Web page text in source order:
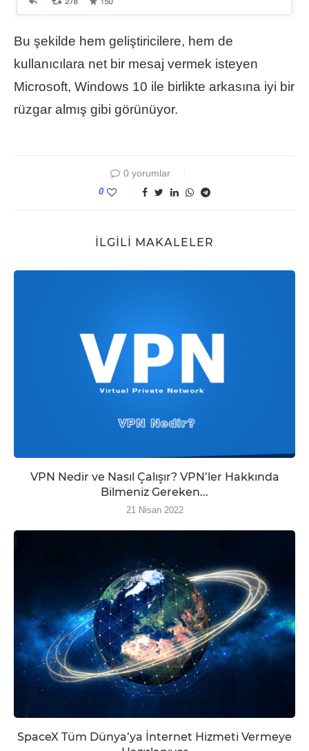
Bu şekilde hem geliştiricilere, hem de
kullanıcılara net bir mesaj vermek isteyen
Microsoft, Windows 10 ile birlikte arkasına iyi bir
rüzgar almış gibi görünüyor.
0 yorumlar
0
İLGILI MAKALELER
VPN Nedir ve Nasıl Çalışır? VPN’ler Hakkında
Bilmeniz Gereken...
21 Nisan 2022
SpaceX Tüm Dünya’ya İnternet Hizmeti Vermeye